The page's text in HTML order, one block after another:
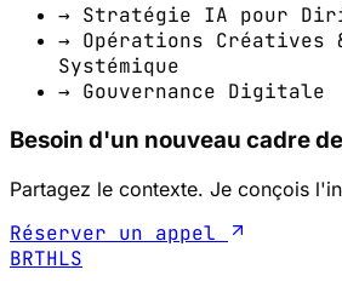
→ Stratégie IA pour
→ Opérations Créatives
Systémique
→ Gouvernance Digitale
Besoin d'un nouveau cadre
Partagez le contexte. Je conçois
Réserver un appel
BRTHLS